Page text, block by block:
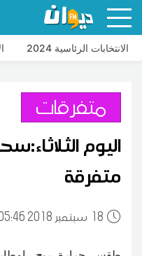
الانتخابات الرئاسية 2024
متفرقات
اليوم
متفرقة
18 05:46 2018 سبتمبر